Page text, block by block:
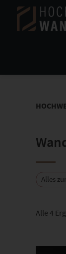
Springe
Inhalt
Alles
Alle 4